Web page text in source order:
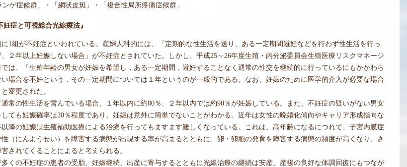
ンゲ症候群」・「網状皮斑」・「複合性局所疼痛症候群」
症と可視総合光線療法』
1組が不妊症といわれている。産婦人科的には、「定期的な性生活を送り、ある一定期間避妊などを行わず性生活を行っ
２年以上妊娠しない場合」が不妊症とされていた。しかし、平成25～26年度生殖・内分泌委員会生殖医療リスクマネージ
では、「生殖年齢の男女が妊娠を希望し，ある一定期間，避妊することなく通常の性交を継続的に行っているにもかかわら
場合を不妊という．その一定期間については１年というのが一般的である。なお、妊娠のために医学的介入が必要な場合
変更された。
常の性生活を営んでいる場合、１年以内に約80％、２年以内では約90％が妊娠している。また、不妊症の疑いがない男女
ても妊娠確率は20％程度であり、妊娠は意外に簡単でないことがわかる。近年は女性の晩婚化傾向やキャリア形成指向な
以降の妊娠は生殖補助医療による治療を行ってもますます難しくなっている。これは、高年齢になるにつれて、子宮内膜症
（にんようせい）を障害する病態が出現する率が高まるとともに、卵・卵胞の発育を障害する病態の頻度が高くなり、さ
されてくることによると考えられる。
くの不妊症の患者の受胎、妊娠継続、出産に寄与するとともに光線治療の継続は安産、産後の良好な体調回復にもつなが